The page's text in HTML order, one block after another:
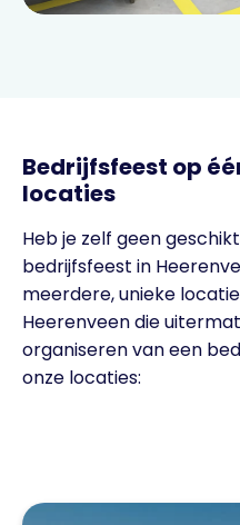
Bedrijfsfeest op
locaties
Heb je zelf geen
bedrijfsfeest in
meerdere, unieke
Heerenveen die
organiseren van een
onze locaties: